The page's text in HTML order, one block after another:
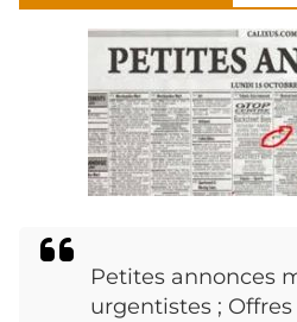
Petites annonces
urgentistes ;